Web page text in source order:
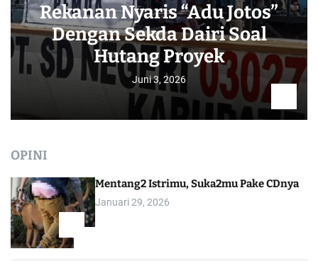
Rekanan Nyaris “Adu Jotos”
Dengan Sekda Dairi Soal
Hutang Proyek
Juni 3, 2026
OPINI
Mentang2 Istrimu, Suka2mu Pake CDnya
Januari 29, 2026